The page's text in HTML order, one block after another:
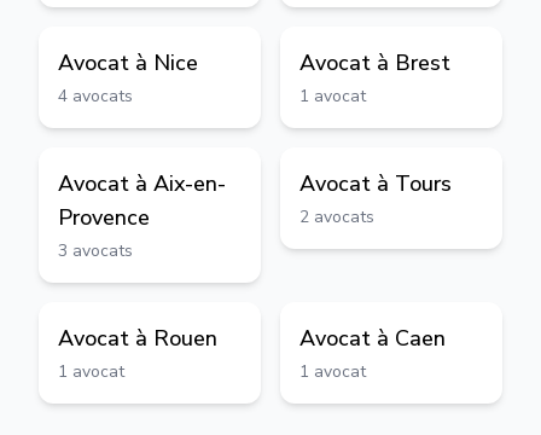
Avocat à Nice
4 avocats
Avocat à Brest
1 avocat
Avocat à Aix-en-
Provence
3 avocats
Avocat à Tours
2 avocats
Avocat à Rouen
1 avocat
Avocat à Caen
1 avocat